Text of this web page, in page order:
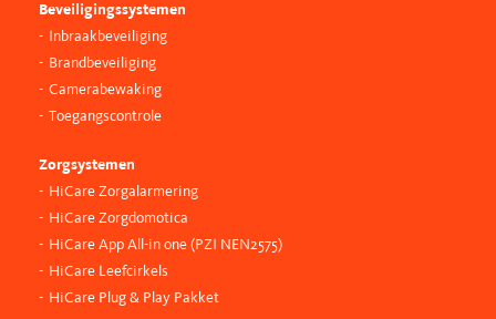
Beveiligingssystemen
Inbraakbeveiliging
Brandbeveiliging
Camerabewaking
Toegangscontrole
Zorgsystemen
HiCare Zorgalarmering
HiCare Zorgdomotica
HiCare App All-in one (PZI NEN2575)
HiCare Leefcirkels
HiCare Plug & Play Pakket